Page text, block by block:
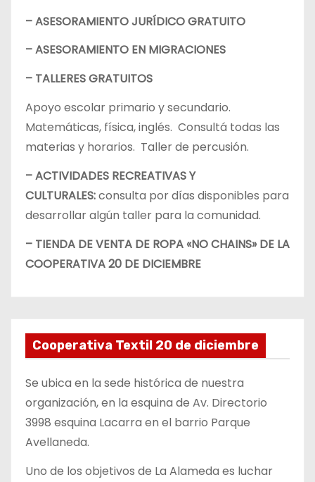
– ASESORAMIENTO JURÍDICO GRATUITO
– ASESORAMIENTO EN MIGRACIONES
– TALLERES GRATUITOS
Apoyo escolar primario y secundario.
Matemáticas, física, inglés. Consultá todas las
materias y horarios. Taller de percusión.
– ACTIVIDADES RECREATIVAS Y
CULTURALES:consulta por días disponibles para
desarrollar algún taller para la comunidad.
– TIENDA DE VENTA DE ROPA «NO CHAINS» DE LA
COOPERATIVA 20 DE DICIEMBRE
Cooperativa Textil 20 de diciembre
Se ubica en la sede histórica de nuestra
organización, en la esquina de Av. Directorio
3998 esquina Lacarra en el barrio Parque
Avellaneda.
Uno de los objetivos de La Alameda es luchar